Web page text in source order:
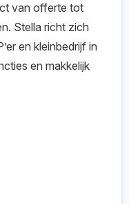
van offerte tot
Stella richt zich
en kleinbedrijf in
en makkelijk